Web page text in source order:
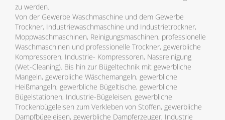
zu werden.
Von der Gewerbe Waschmaschine und dem Gewerbe
Trockner, Industriewaschmaschine und Industrietrockner,
Moppwaschmaschinen, Reinigungsmaschinen, professionelle
Waschmaschinen und professionelle Trockner, gewerbliche
Kompressoren, Industrie- Kompressoren, Nassreinigung
(Wet-Cleaning). Bis hin zur Bügeltechnik mit gewerbliche
Mangeln, gewerbliche Wäschemangeln, gewerbliche
Heißmangeln, gewerbliche Bügeltische, gewerbliche
Bügelstationen, Industrie-Bügeleisen, gewerbliche
Trockenbügeleisen zum Verkleben von Stoffen, gewerbliche
Dampfbügeleisen, gewerbliche Dampferzeuger, Industrie